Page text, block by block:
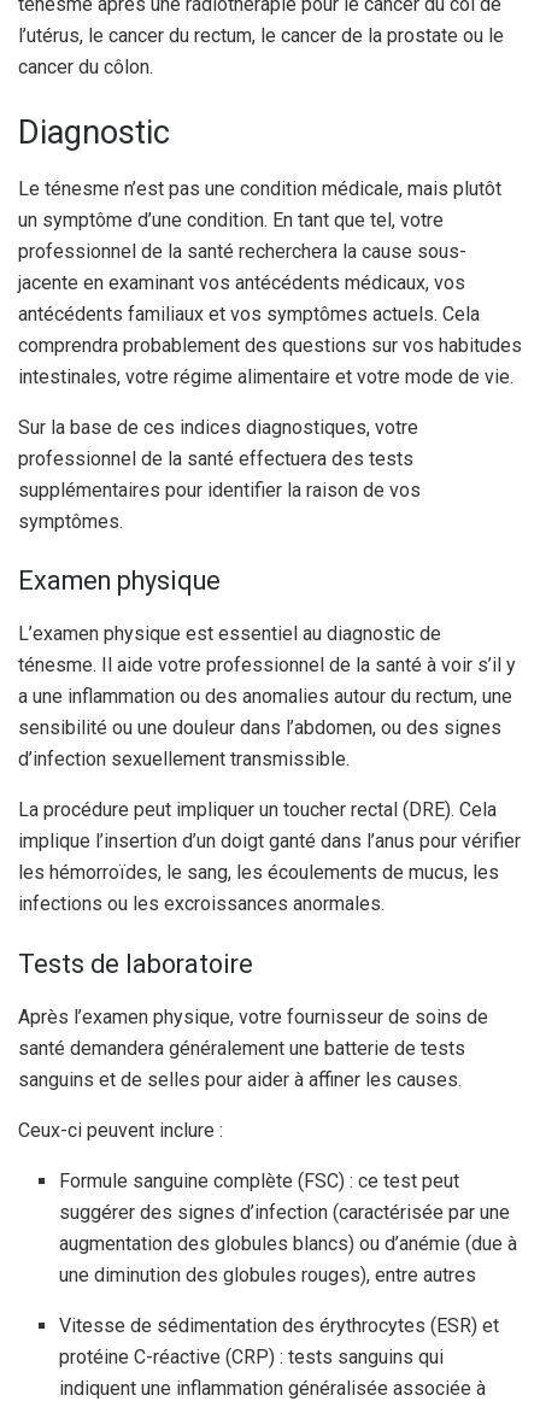
l’utérus, le cancer du rectum, le cancer de la prostate ou le
cancer du côlon.
Diagnostic
Le ténesme n’est pas une condition médicale, mais plutôt
un symptôme d’une condition. En tant que tel, votre
professionnel de la santé recherchera la cause sous-
jacente en examinant vos antécédents médicaux, vos
antécédents familiaux et vos symptômes actuels. Cela
comprendra probablement des questions sur vos habitudes
intestinales, votre régime alimentaire et votre mode de vie.
Sur la base de ces indices diagnostiques, votre
professionnel de la santé effectuera des tests
supplémentaires pour identifier la raison de vos
symptômes.
Examen physique
L’examen physique est essentiel au diagnostic de
ténesme. Il aide votre professionnel de la santé à voir s’il y
a une inflammation ou des anomalies autour du rectum, une
sensibilité ou une douleur dans l’abdomen, ou des signes
d’infection sexuellement transmissible.
La procédure peut impliquer un toucher rectal (DRE). Cela
implique l’insertion d’un doigt ganté dans l’anus pour vérifier
les hémorroïdes, le sang, les écoulements de mucus, les
infections ou les excroissances anormales.
Tests de laboratoire
Après l’examen physique, votre fournisseur de soins de
santé demandera généralement une batterie de tests
sanguins et de selles pour aider à affiner les causes.
Ceux-ci peuvent inclure :
Formule sanguine complète (FSC) : ce test peut
suggérer des signes d’infection (caractérisée par une
augmentation des globules blancs) ou d’anémie (due à
une diminution des globules rouges), entre autres
Vitesse de sédimentation des érythrocytes (ESR) et
protéine C-réactive (CRP) : tests sanguins qui
indiquent une inflammation généralisée associée à